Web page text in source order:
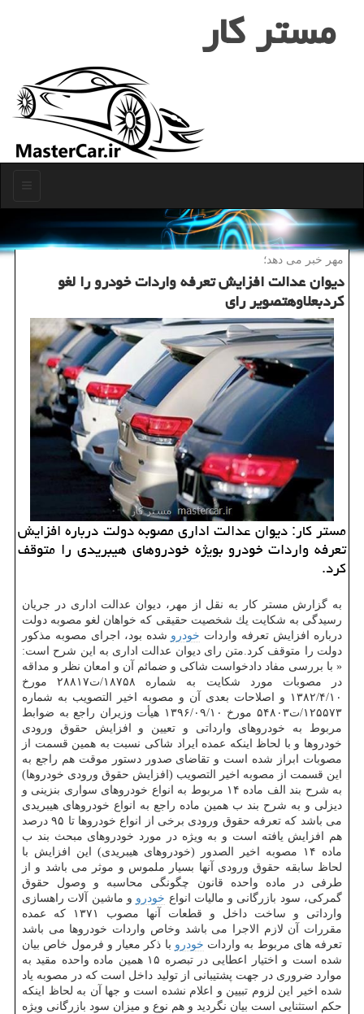
مستر كار
مهر خبر می دهد؛
دیوان عدالت افزایش تعرفه واردات خودرو را لغو
كردبعلاوهتصویر رای
مستر كار: دیوان عدالت اداری مصوبه دولت درباره افزایش
تعرفه واردات خودرو بویژه خودروهای هیبریدی را متوقف
كرد.
به گزارش مستر كار به نقل از مهر، دیوان عدالت اداری در جریان
رسیدگی به شكایت یك شخصیت حقیقی كه خواهان لغو مصوبه دولت
درباره افزایش تعرفه واردات خودرو شده بود، اجرای مصوبه مذكور
دولت را متوقف كرد.متن رای دیوان عدالت اداری به این شرح است:
« با بررسی مفاد دادخواست شاكی و ضمائم آن و امعان نظر و مداقه
در مصوبات مورد شكایت به شماره ۱۸۷۵۸/ت۲۸۸۱۷ مورخ
۱۳۸۲/۴/۱۰ و اصلاحات بعدی آن و مصوبه اخیر التصویب به شماره
۱۲۵۵۷۳/ت۵۴۸۰۳ مورخ ۱۳۹۶/۰۹/۱۰ هیأت وزیران راجع به ضوابط
مربوط به خودروهای وارداتی و تعیین و افزایش حقوق ورودی
خودروها و با لحاظ اینكه عمده ایراد شاكی نسبت به همین قسمت از
مصوبات ابراز شده است و تقاضای صدور دستور موقت هم راجع به
این قسمت از مصوبه اخیر التصویب (افزایش حقوق ورودی خودروها)
به شرح بند الف ماده ۱۴ مربوط به انواع خودروهای سواری بنزینی و
دیزلی و به شرح بند ب همین ماده راجع به انواع خودروهای هیبریدی
می باشد كه تعرفه حقوق ورودی برخی از انواع خودروها تا ۹۵ درصد
هم افزایش یافته است و به ویژه در مورد خودروهای مبحث بند ب
ماده ۱۴ مصوبه اخیر الصدور (خودروهای هیبریدی) این افزایش با
لحاظ سابقه حقوق ورودی آنها بسیار ملموس و موثر می باشد و از
طرفی در ماده واحده قانون چگونگی محاسبه و وصول حقوق
گمركی، سود بازرگانی و مالیات انواع خودرو و ماشین آلات راهسازی
وارداتی و ساخت داخل و قطعات آنها مصوب ۱۳۷۱ كه عمده
مقررات آن لازم الاجرا می باشد وخاص واردات خودروها می باشد
تعرفه های مربوط به واردات خودرو با ذكر معیار و فرمول خاص بیان
شده است و اختیار اعطایی در تبصره ۱۵ همین ماده واحده مقید به
موارد ضروری در جهت پشتیبانی از تولید داخل است كه در مصوبه یاد
شده اخیر این لزوم تبیین و اعلام نشده است و جها آن به لحاظ اینكه
حكم استثنایی است بیان نگردید و هم نوع و میزان سود بازرگانی ویژه